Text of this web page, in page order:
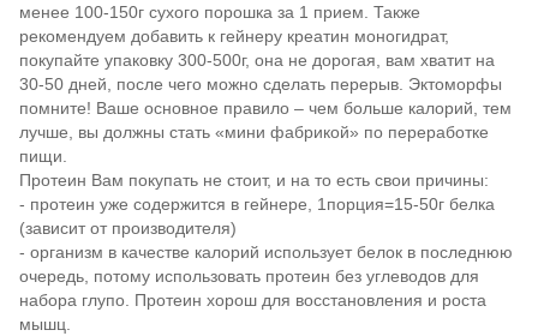
менее 100-150г сухого порошка за 1 прием. Также
рекомендуем добавить к гейнеру креатин моногидрат,
покупайте упаковку 300-500г, она не дорогая, вам хватит на
30-50 дней, после чего можно сделать перерыв. Эктоморфы
помните! Ваше основное правило – чем больше калорий, тем
лучше, вы должны стать «мини фабрикой» по переработке
пищи.
Протеин Вам покупать не стоит, и на то есть свои причины:
- протеин уже содержится в гейнере, 1порция=15-50г белка
(зависит от производителя)
- организм в качестве калорий использует белок в последнюю
очередь, потому использовать протеин без углеводов для
набора глупо. Протеин хорош для восстановления и роста
мышц.